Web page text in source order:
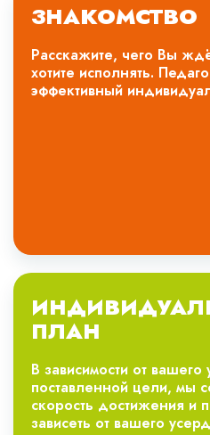
ЗНАКОМСТВО
Расскажите, чего Вы
хотите исполнять.
эффективный
ПЛАН
В зависимости от вашего
поставленной цели, мы
скорость достижения и
зависеть от вашего